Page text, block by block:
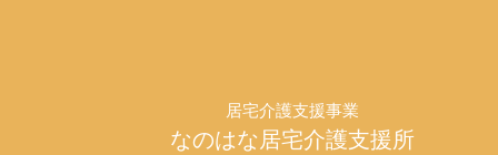
居宅介護支援事業
なのはな居宅介護支援所